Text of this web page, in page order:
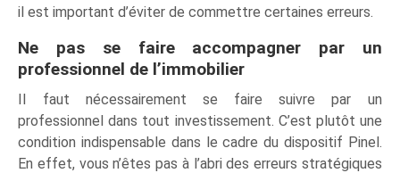
il est important d’éviter de commettre certaines erreurs.
Ne pas se faire accompagner par un
professionnel de l’immobilier
Il faut nécessairement se faire suivre par un
professionnel dans tout investissement. C’est plutôt une
condition indispensable dans le cadre du dispositif Pinel.
En effet, vous n’êtes pas à l’abri des erreurs stratégiques